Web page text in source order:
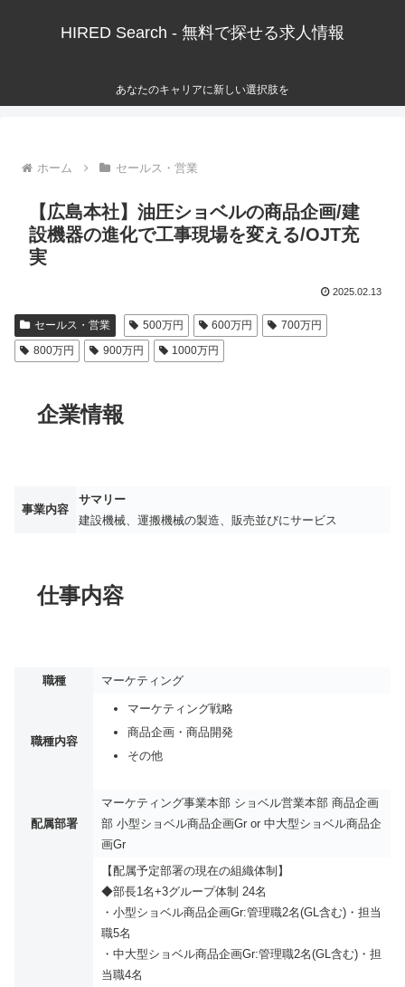
HIRED Search - 無料で探せる求人情報
あなたのキャリアに新しい選択肢を
ホーム セールス・営業
【広島本社】油圧ショベルの商品企画/建
設機器の進化で工事現場を変える/OJT充
実
2025.02.13
セールス・営業 500万円 600万円
700万円
800万円
900万円 1000万円
企業情報
事業内容
サマリー
建設機械、運搬機械の製造、販売並びにサービス
仕事内容
職種 マーケティング
職種内容
マーケティング戦略
商品企画・商品開発
その他
配属部署
マーケティング事業本部 ショベル営業本部 商品企画
部 小型ショベル商品企画Gr or 中大型ショベル商品企
画Gr
【配属予定部署の現在の組織体制】
◆部長1名+3グループ体制 24名
・小型ショベル商品企画Gr:管理職2名(GL含む)・担当
職5名
・中大型ショベル商品企画Gr:管理職2名(GL含む)・担
当職4名